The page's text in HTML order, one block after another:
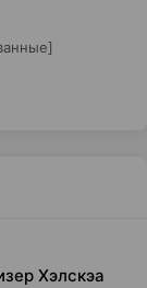
Хэлскэа